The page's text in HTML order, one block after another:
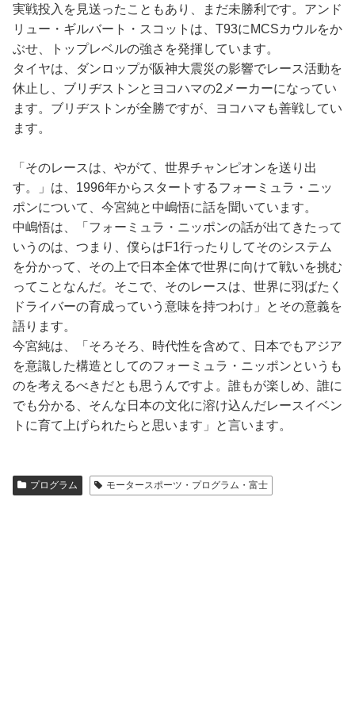
実戦投入を見送ったこともあり、まだ未勝利です。アンド
リュー・ギルバート・スコットは、T93にMCSカウルをか
ぶせ、トップレベルの強さを発揮しています。
タイヤは、ダンロップが阪神大震災の影響でレース活動を
休止し、ブリヂストンとヨコハマの2メーカーになってい
ます。ブリヂストンが全勝ですが、ヨコハマも善戦してい
ます。
「そのレースは、やがて、世界チャンピオンを送り出
す。」は、1996年からスタートするフォーミュラ・ニッ
ポンについて、今宮純と中嶋悟に話を聞いています。
中嶋悟は、「フォーミュラ・ニッポンの話が出てきたって
いうのは、つまり、僕らはF1行ったりしてそのシステム
を分かって、その上で日本全体で世界に向けて戦いを挑む
ってことなんだ。そこで、そのレースは、世界に羽ばたく
ドライバーの育成っていう意味を持つわけ」とその意義を
語ります。
今宮純は、「そろそろ、時代性を含めて、日本でもアジア
を意識した構造としてのフォーミュラ・ニッポンというも
のを考えるべきだとも思うんですよ。誰もが楽しめ、誰に
でも分かる、そんな日本の文化に溶け込んだレースイベン
トに育て上げられたらと思います」と言います。
プログラム モータースポーツ・プログラム・富士